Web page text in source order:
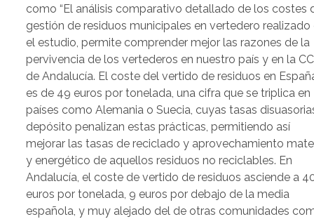
como “El análisis comparativo detallado de los costes
gestión de residuos municipales en vertedero realizado
el estudio, permite comprender mejor las razones de la
pervivencia de los vertederos en nuestro país y en la
de Andalucía. El coste del vertido de residuos en
es de 49 euros por tonelada, una cifra que se triplica en
países como Alemania o Suecia, cuyas tasas
depósito penalizan estas prácticas, permitiendo así
mejorar las tasas de reciclado y aprovechamiento
y energético de aquellos residuos no reciclables. En
Andalucía, el coste de vertido de residuos asciende a
euros por tonelada, 9 euros por debajo de la media
española, y muy alejado del de otras comunidades